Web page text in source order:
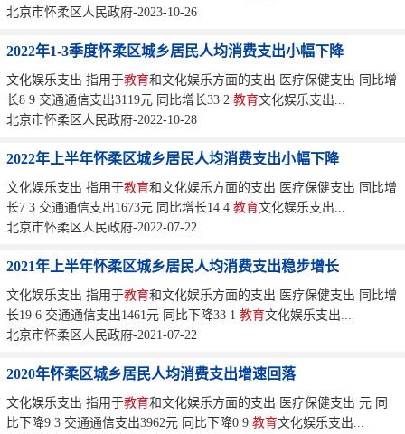
北京市怀柔区人民政府-2023-10-26
2022年1-3季度怀柔区城乡居民人均消费支出小幅下降
文化娱乐支出 指用于教育和文化娱乐方面的支出 医疗保健支出 同比增
长8 9 交通通信支出3119元 同比增长33 2 教育文化娱乐支出...
北京市怀柔区人民政府-2022-10-28
2022年上半年怀柔区城乡居民人均消费支出小幅下降
文化娱乐支出 指用于教育和文化娱乐方面的支出 医疗保健支出 同比增
长7 3 交通通信支出1673元 同比增长14 4 教育文化娱乐支出...
北京市怀柔区人民政府-2022-07-22
2021年上半年怀柔区城乡居民人均消费支出稳步增长
文化娱乐支出 指用于教育和文化娱乐方面的支出 医疗保健支出 同比增
长19 6 交通通信支出1461元 同比下降33 1 教育文化娱乐支出...
北京市怀柔区人民政府-2021-07-22
2020年怀柔区城乡居民人均消费支出增速回落
文化娱乐支出 指用于教育和文化娱乐方面的支出 医疗保健支出 元 同
比下降9 3 交通通信支出3962元 同比下降0 9 教育文化娱乐支出...